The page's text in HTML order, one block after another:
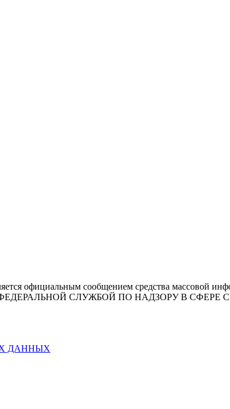
официальным сообщением средства массовой
ФЕДЕРАЛЬНОЙ СЛУЖБОЙ ПО НАДЗОРУ В
ДАННЫХ